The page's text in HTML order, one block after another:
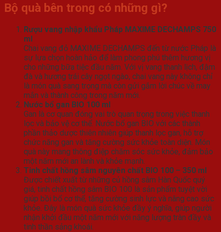
Bộ quà bên trong có những gì?
Rượu vang nhập khẩu Pháp MAXIME DECHAMPS 750
ml
Chai vang đỏ MAXIME DECHAMPS đến từ nước Pháp là
sự lựa chọn hoàn hảo để làm phong phú thêm hương vị
cho những bữa tiệc đầu năm. Với vị vang thanh lịch, đậm
đà và hương trái cây ngọt ngào, chai vang này không chỉ
là món quà sang trọng mà còn gửi gắm lời chúc về may
mắn và thành công trong năm mới.
Nước bổ gan BIO 100 ml
Gan là cơ quan đóng vai trò quan trọng trong việc thanh
lọc và bảo vệ cơ thể. Nước bổ gan BIO với các thành
phần thảo dược thiên nhiên giúp thanh lọc gan, hỗ trợ
chức năng gan và tăng cường sức khỏe toàn diện. Món
quà này mang thông điệp chăm sóc sức khỏe, đảm bảo
một năm mới an lành và khỏe mạnh.
Tinh chất hồng sâm nguyên chất BIO 100 – 350 ml
Được chiết xuất từ những củ hồng sâm Hàn Quốc quý
giá, tinh chất hồng sâm BIO 100 là sản phẩm tuyệt vời
giúp bồi bổ cơ thể, tăng cường sinh lực và nâng cao sức
khỏe. Đây là món quà sức khỏe đầy ý nghĩa, giúp người
nhận khởi đầu một năm mới với năng lượng tràn đầy và
tinh thần sảng khoái.